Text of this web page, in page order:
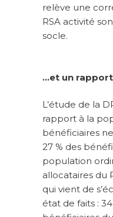
relève une
RSA activité
socle.
…et un
L’étude de la
rapport à la
bénéficiaires
27 % des
population
allocataires du
qui vient de
état de faits :